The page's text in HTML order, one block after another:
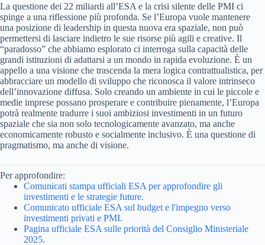
La questione dei 22 miliardi all’ESA e la crisi silente delle PMI ci
spinge a una riflessione più profonda. Se l’Europa vuole mantenere
una posizione di leadership in questa nuova era spaziale, non può
permettersi di lasciare indietro le sue risorse più agili e creative. Il
“paradosso” che abbiamo esplorato ci interroga sulla capacità delle
grandi istituzioni di adattarsi a un mondo in rapida evoluzione. È un
appello a una visione che trascenda la mera logica contrattualistica, per
abbracciare un modello di sviluppo che riconosca il valore intrinseco
dell’innovazione diffusa. Solo creando un ambiente in cui le piccole e
medie imprese possano prosperare e contribuire pienamente, l’Europa
potrà realmente tradurre i suoi ambiziosi investimenti in un futuro
spaziale che sia non solo tecnologicamente avanzato, ma anche
economicamente robusto e socialmente inclusivo. È una questione di
pragmatismo, ma anche di visione.
Per approfondire:
Comunicati stampa ufficiali ESA per approfondire gli
investimenti e le strategie future.
Comunicato ufficiale ESA sul budget e l'impegno verso
investimenti privati e PMI.
Pagina ufficiale ESA sulle priorità del Consiglio Ministeriale
2025.